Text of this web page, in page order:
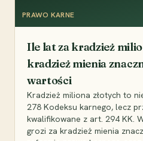
PRAWO KARNE
Ile lat za kradzież
kradzież mienia
wartości
Kradzież miliona złotych to
278 Kodeksu karnego, lecz
kwalifikowane z art. 294 KK.
grozi za kradzież mienia